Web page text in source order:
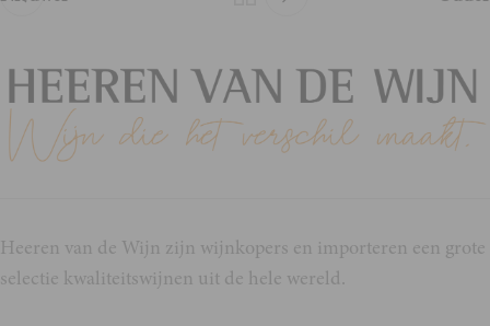
Heeren van de Wijn zijn wijnkopers en importeren een grote
selectie kwaliteitswijnen uit de hele wereld.